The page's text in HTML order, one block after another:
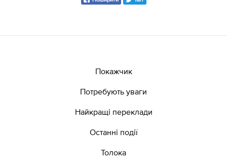
Покажчик
Потребують уваги
Найкращі переклади
Останні події
Толока